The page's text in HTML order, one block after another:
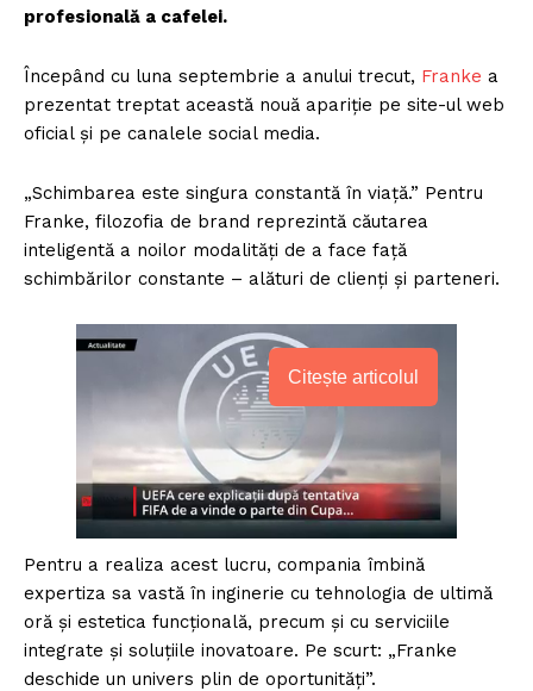
profesională a cafelei.
Începând cu luna septembrie a anului trecut, Franke a
prezentat treptat această nouă apariție pe site-ul web
oficial și pe canalele social media.
„Schimbarea este singura constantă în viață.” Pentru
Franke, filozofia de brand reprezintă căutarea
inteligentă a noilor modalități de a face față
schimbărilor constante – alături de clienți și parteneri.
Citește articolul
Pentru a realiza acest lucru, compania îmbină
expertiza sa vastă în inginerie cu tehnologia de ultimă
oră și estetica funcțională, precum și cu serviciile
integrate și soluțiile inovatoare. Pe scurt: „Franke
deschide un univers plin de oportunități”.